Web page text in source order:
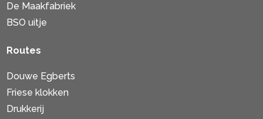
De Maakfabriek
BSO uitje
Routes
Douwe Egberts
Friese klokken
Drukkerij